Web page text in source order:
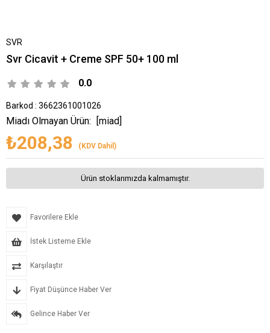
SVR
Svr Cicavit + Creme SPF 50+ 100 ml
0.0
Barkod : 3662361001026
₺208,38 (KDV Dahil)
Miadı Olmayan Ürün: [miad]
Ürün stoklarımızda kalmamıştır.
Favorilere Ekle
İstek Listeme Ekle
Karşılaştır
Fiyat Düşünce Haber Ver
Gelince Haber Ver